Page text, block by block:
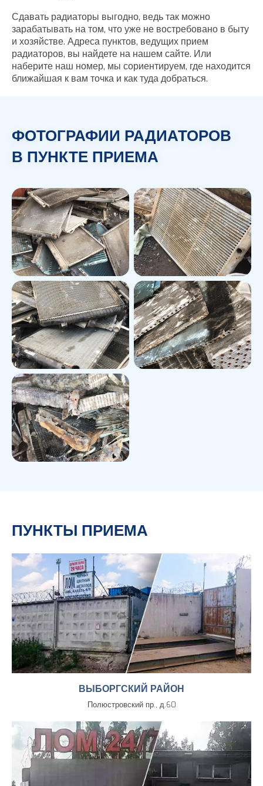
Сдавать радиаторы выгодно, ведь так можно
зарабатывать на том, что уже не востребовано в быту
и хозяйстве. Адреса пунктов, ведущих прием
радиаторов, вы найдете на нашем сайте. Или
наберите наш номер, мы сориентируем, где находится
ближайшая к вам точка и как туда добраться.
ФОТОГРАФИИ РАДИАТОРОВ
В ПУНКТЕ ПРИЕМА
ПУНКТЫ ПРИЕМА
ВЫБОРГСКИЙ РАЙОН
Полюстровский пр., д.60